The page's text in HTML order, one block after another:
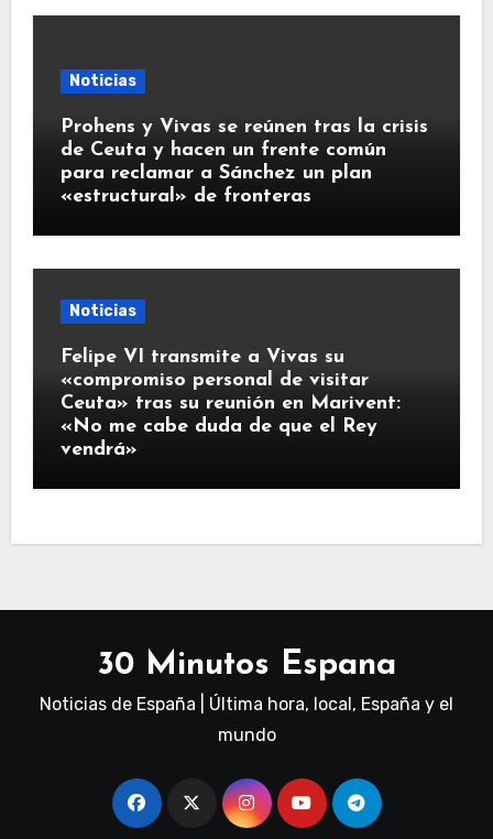
Noticias
Prohens y Vivas se reúnen tras la crisis
de Ceuta y hacen un frente común
para reclamar a Sánchez un plan
«estructural» de fronteras
Noticias
Felipe VI transmite a Vivas su
«compromiso personal de visitar
Ceuta» tras su reunión en Marivent:
«No me cabe duda de que el Rey
vendrá»
30 Minutos Espana
Noticias de España | Última hora, local, España y el
mundo